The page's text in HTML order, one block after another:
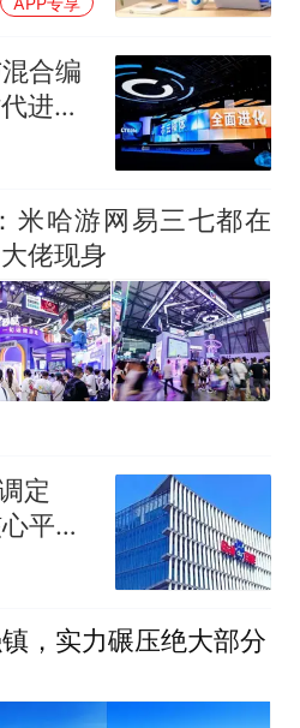
合编
进化
米哈游网易三七都在
佬现身
定
平台
度入
，这
闻！
，实力碾压绝大部分